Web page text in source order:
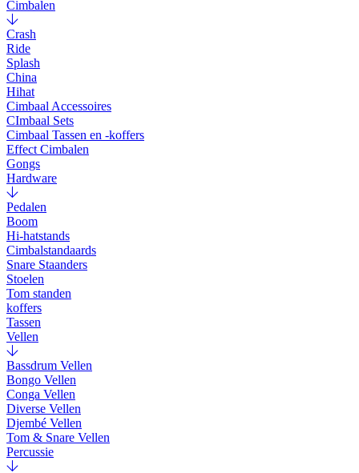
Cimbalen
Crash
Ride
Splash
China
Hihat
Cimbaal Accessoires
CImbaal Sets
Cimbaal Tassen en -koffers
Effect Cimbalen
Gongs
Hardware
Pedalen
Boom
Hi-hatstands
Cimbalstandaards
Snare Staanders
Stoelen
Tom standen
koffers
Tassen
Vellen
Bassdrum Vellen
Bongo Vellen
Conga Vellen
Diverse Vellen
Djembé Vellen
Tom & Snare Vellen
Percussie